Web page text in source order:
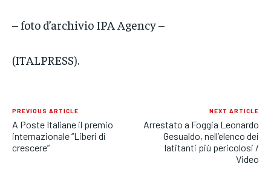
– foto d’archivio IPA Agency –
(ITALPRESS).
PREVIOUS ARTICLE
A Poste Italiane il premio
internazionale “Liberi di
crescere”
NEXT ARTICLE
Arrestato a Foggia Leonardo
Gesualdo, nell’elenco dei
latitanti più pericolosi /
Video